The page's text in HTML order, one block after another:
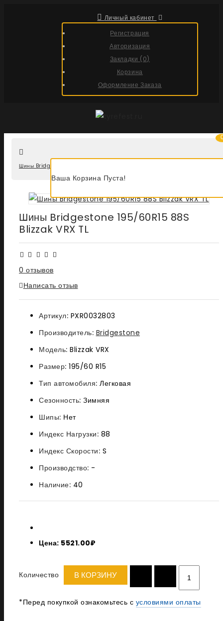
Личный кабинет
Регистрация
Авторизация
Закладки (0)
Корзина
Оформление Заказа
Ваша Корзина Пуста!
Шины Bridgestone 195/60R15 88S Blizzak VRX TL
Шины Bridgestone 195/60R15 88S
Blizzak VRX TL
0 отзывов
Написать отзыв
Артикул: PXR0032803
Производитель: Bridgestone
Модель: Blizzak VRX
Размер: 195/60 R15
Тип автомобиля: Легковая
Сезонность: Зимняя
Шипы: Нет
Индекс Нагрузки: 88
Индекс Скорости: S
Производство: -
Наличие: 40
Цена: 5521.00₽
Количество В КОРЗИНУ
*Перед покупкой ознакомьтесь с условиями оплаты